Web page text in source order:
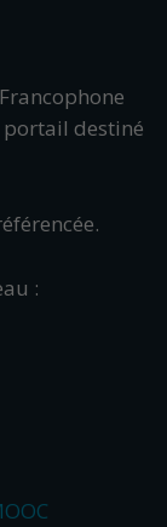
portail destiné
: